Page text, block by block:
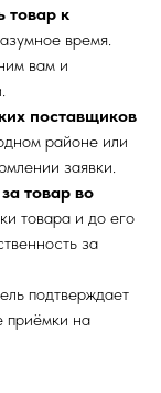
товар к
время.
вам и
поставщиков
районе или
заявки.
товар во
товара и до его
за
подтверждает
приёмки на